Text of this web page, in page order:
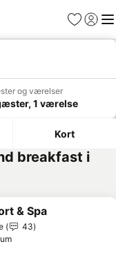
Favoritter
Log ind
og værelser
1 værelse
Kort
breakfast i
& Spa
43